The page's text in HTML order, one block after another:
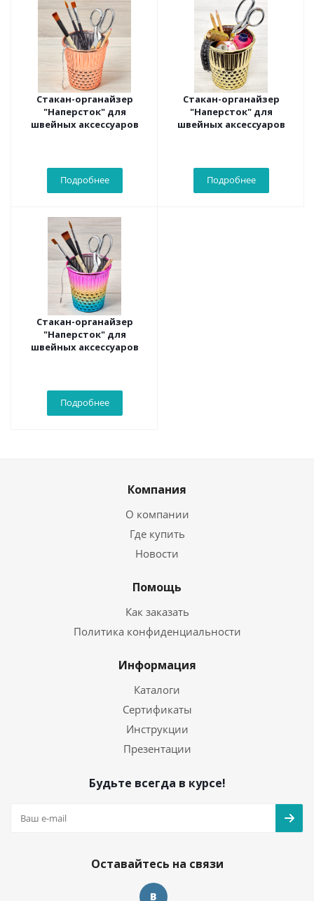
Стакан-органайзер
"Наперсток" для
швейных аксессуаров
Подробнее
Стакан-органайзер
"Наперсток" для
швейных аксессуаров
Подробнее
Стакан-органайзер
"Наперсток" для
швейных аксессуаров
Подробнее
Компания
О компании
Где купить
Новости
Помощь
Как заказать
Политика конфиденциальности
Информация
Каталоги
Сертификаты
Инструкции
Презентации
Будьте всегда в курсе!
Оставайтесь на связи